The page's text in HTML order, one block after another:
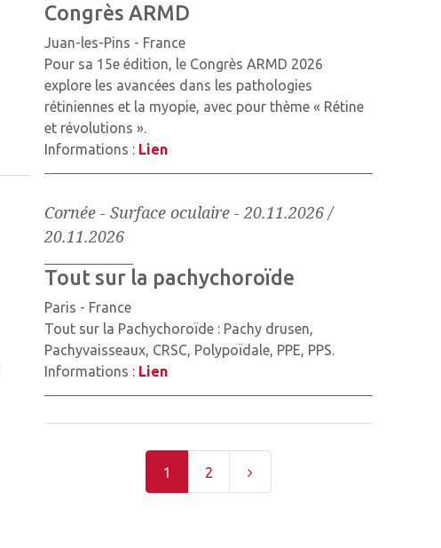
Congrès ARMD
Juan-les-Pins - France
Pour sa 15e édition, le Congrès ARMD 2026
explore les avancées dans les pathologies
rétiniennes et la myopie, avec pour thème « Rétine
et révolutions ».
Informations : Lien
Cornée - Surface oculaire -20.11.2026 /
20.11.2026
Tout sur la pachychoroïde
Paris - France
Tout sur la Pachychoroïde : Pachy drusen,
Pachyvaisseaux, CRSC, Polypoïdale, PPE, PPS.
Informations : Lien
1 2